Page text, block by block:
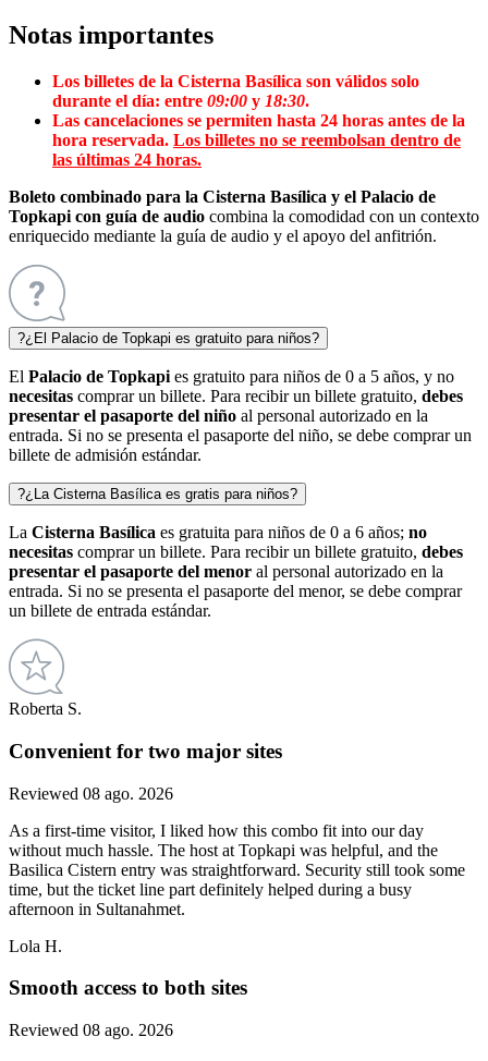
Notas importantes
Los billetes de la Cisterna Basílica son válidos solo
durante el día: entre 09:00 y 18:30.
Las cancelaciones se permiten hasta 24 horas antes de la
hora reservada. Los billetes no se reembolsan dentro de
las últimas 24 horas.
Boleto combinado para la Cisterna Basílica y el Palacio de
Topkapi con guía de audio combina la comodidad con un contexto
enriquecido mediante la guía de audio y el apoyo del anfitrión.
?¿El Palacio de Topkapi es gratuito para niños?
El Palacio de Topkapi es gratuito para niños de 0 a 5 años, y no
necesitas comprar un billete. Para recibir un billete gratuito, debes
presentar el pasaporte del niño al personal autorizado en la
entrada. Si no se presenta el pasaporte del niño, se debe comprar un
billete de admisión estándar.
?¿La Cisterna Basílica es gratis para niños?
La Cisterna Basílica es gratuita para niños de 0 a 6 años; no
necesitas comprar un billete. Para recibir un billete gratuito, debes
presentar el pasaporte del menor al personal autorizado en la
entrada. Si no se presenta el pasaporte del menor, se debe comprar
un billete de entrada estándar.
Roberta S.
Convenient for two major sites
Reviewed 08 ago. 2026
As a first-time visitor, I liked how this combo fit into our day
without much hassle. The host at Topkapi was helpful, and the
Basilica Cistern entry was straightforward. Security still took some
time, but the ticket line part definitely helped during a busy
afternoon in Sultanahmet.
Lola H.
Smooth access to both sites
Reviewed 08 ago. 2026